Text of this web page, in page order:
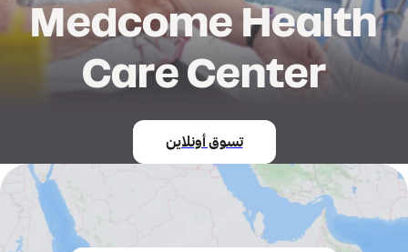
Medcome Health
Care Center
تسوق أونلاين